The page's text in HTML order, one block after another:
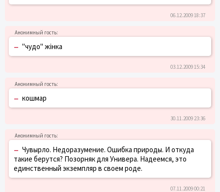
06.12.2009 18:37
– "чудо" жінка
03.12.2009 15:34
– кошмар
30.11.2009 23:36
– Чувырло. Недоразумение. Ошибка природы. И откуда
такие берутся? Позорняк для Универа. Надеемся, это
единственный экземпляр в своем роде.
07.11.2009 00:21